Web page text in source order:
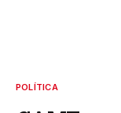
POLÍTICA